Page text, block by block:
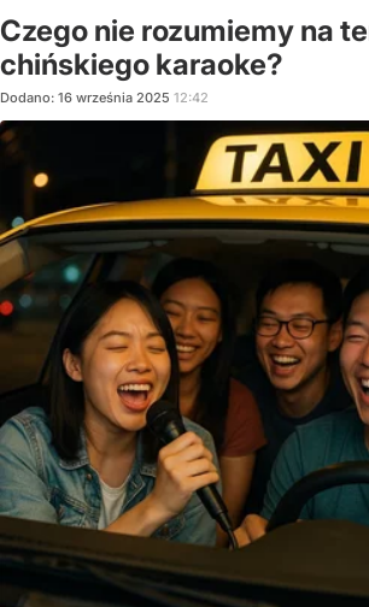
Czego nie rozumiemy na
chińskiego karaoke?
Dodano: 16 września 2025 12:42